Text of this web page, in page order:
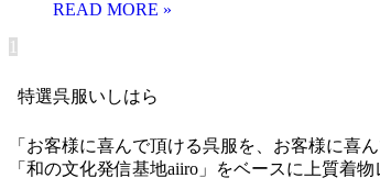
1
特選呉服いしはら
「お客様に喜んで頂ける呉服を、お客様に喜
「和の文化発信基地aiiro」をベースに上質着